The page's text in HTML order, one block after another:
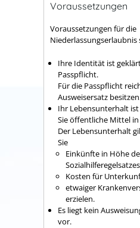
Voraussetzungen
Voraussetzungen für die
Niederlassungserlaubnis
Ihre Identität ist
Passpflicht.
Für die Passpflicht
Ausweisersatz
Ihr Lebensunterhalt
Sie öffentliche Mittel
Der Lebensunterhalt
Sie
Einkünfte in Höhe
Kosten für
etwaiger
erzielen.
Es liegt kein
vor.